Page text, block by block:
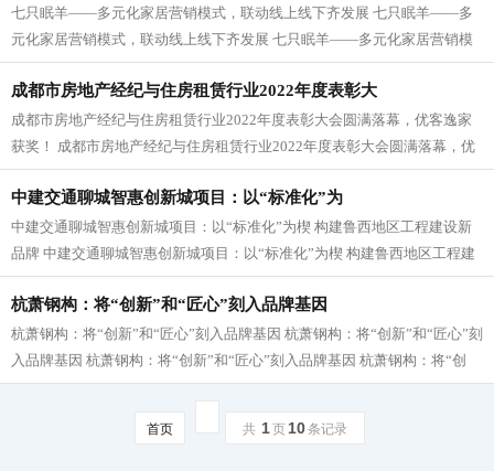
七只眠羊——多元化家居营销模式，联动线上线下齐发展 七只眠羊——多
元化家居营销模式，联动线上线下齐发展 七只眠羊——多元化家居营销模
式，联动线上线下齐发展 七只眠羊—...
成都市房地产经纪与住房租赁行业2022年度表彰大
成都市房地产经纪与住房租赁行业2022年度表彰大会圆满落幕，优客逸家
获奖！ 成都市房地产经纪与住房租赁行业2022年度表彰大会圆满落幕，优
客逸家获奖！ 成都市房地产经纪与住房租...
中建交通聊城智惠创新城项目：以“标准化”为
中建交通聊城智惠创新城项目：以“标准化”为楔 构建鲁西地区工程建设新
品牌 中建交通聊城智惠创新城项目：以“标准化”为楔 构建鲁西地区工程建
设新品牌 中建交通聊城智惠创新...
杭萧钢构：将“创新”和“匠心”刻入品牌基因
杭萧钢构：将“创新”和“匠心”刻入品牌基因 杭萧钢构：将“创新”和“匠心”刻
入品牌基因 杭萧钢构：将“创新”和“匠心”刻入品牌基因 杭萧钢构：将“创
新”和“匠心”刻入...
首页 共 1页 10条记录